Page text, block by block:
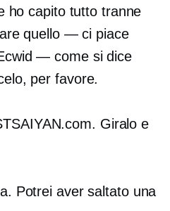
ho capito tutto tranne
quello — ci piace
— come si dice
per favore.
Giralo e
Potrei aver saltato una